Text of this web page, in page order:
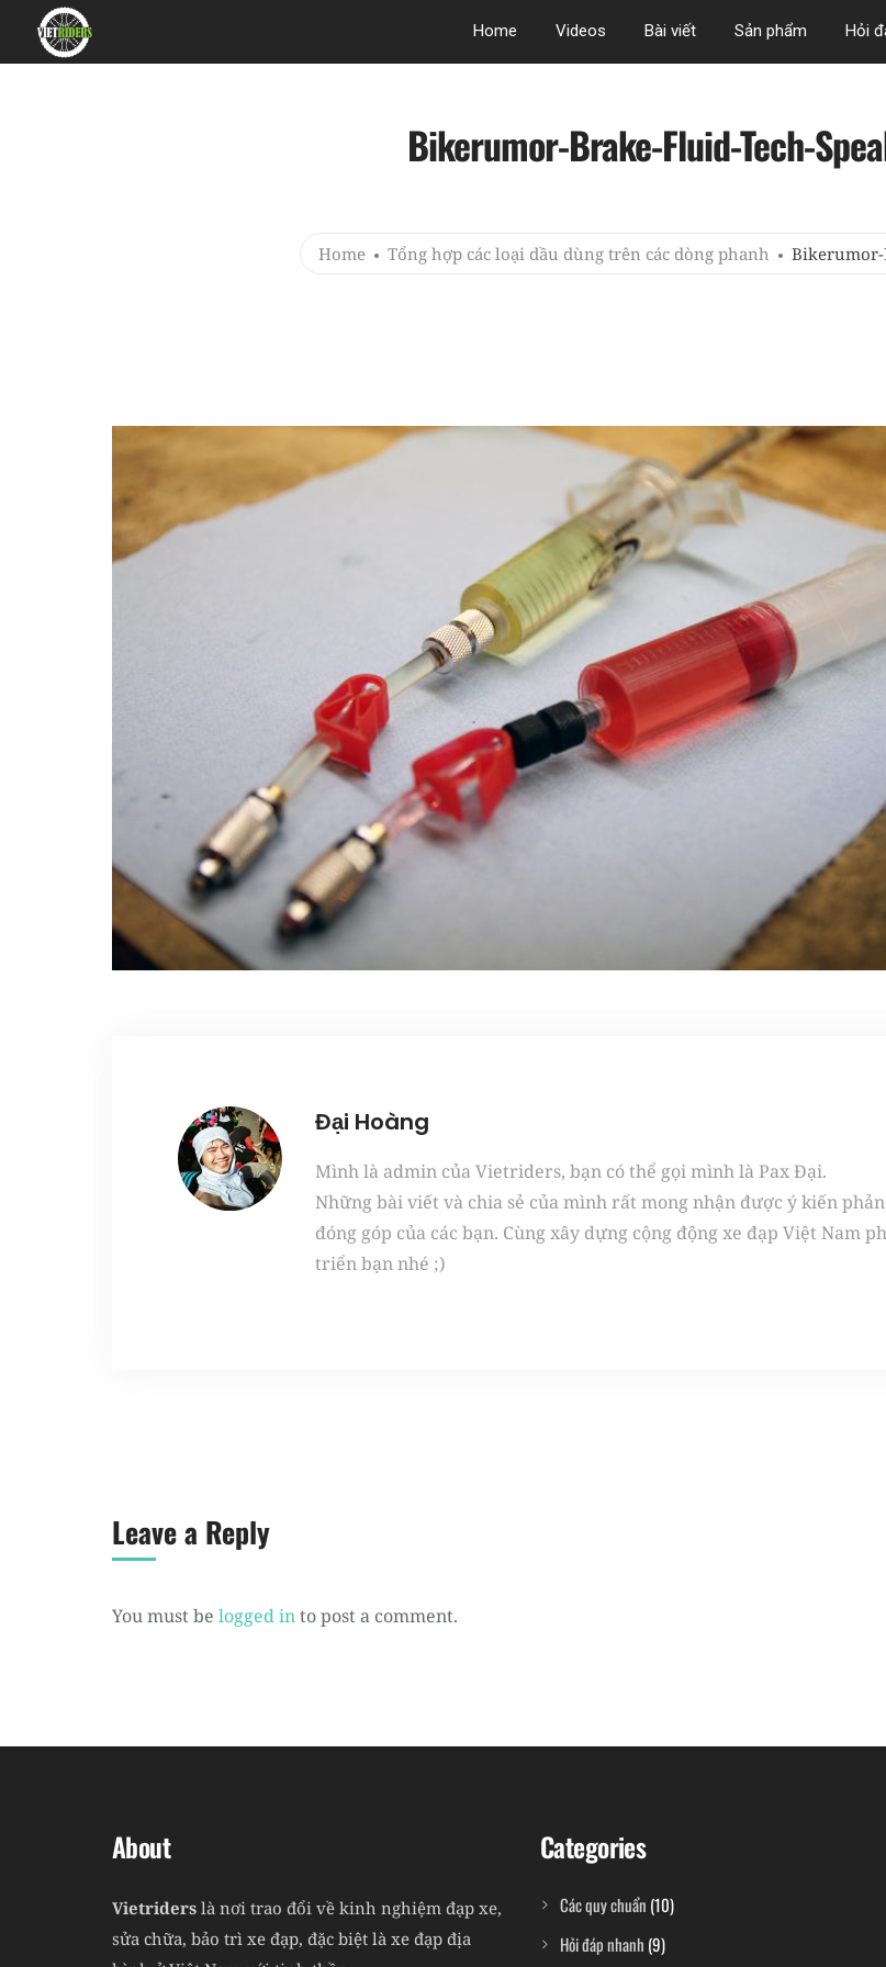
Home Videos Bài viết Sản phẩm Hỏi
Bikerumor-Brake-Fluid-Tech-
Home Tổng hợp các loại dầu dùng trên các dòng phanh Bikerumor-
Đại Hoàng
Mình là admin của Vietriders, bạn có thể gọi mình là Pax Đại.
Những bài viết và chia sẻ của mình rất mong nhận được ý kiến
đóng góp của các bạn. Cùng xây dựng cộng động xe đạp Việt Nam
triển bạn nhé ;)
Leave a Reply
You must be logged into post a comment.
About
Vietriders là nơi trao đổi về kinh nghiệm đạp xe,
sửa chữa, bảo trì xe đạp, đặc biệt là xe đạp địa
Categories
Các quy chuẩn (10)
Hỏi đáp nhanh (9)